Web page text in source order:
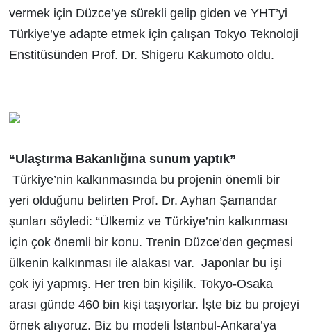
vermek için Düzce’ye sürekli gelip giden ve YHT’yi
Türkiye’ye adapte etmek için çalışan Tokyo Teknoloji
Enstitüsünden Prof. Dr. Shigeru Kakumoto oldu.
“Ulaştırma Bakanlığına sunum yaptık”
Türkiye’nin kalkınmasında bu projenin önemli bir
yeri olduğunu belirten Prof. Dr. Ayhan Şamandar
şunları söyledi: “Ülkemiz ve Türkiye’nin kalkınması
için çok önemli bir konu. Trenin Düzce’den geçmesi
ülkenin kalkınması ile alakası var. Japonlar bu işi
çok iyi yapmış. Her tren bin kişilik. Tokyo-Osaka
arası günde 460 bin kişi taşıyorlar. İşte biz bu projeyi
örnek alıyoruz. Biz bu modeli İstanbul-Ankara’ya